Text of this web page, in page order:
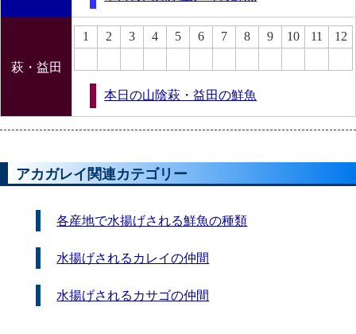
萩・益田
1 2 3 4 5 6 7 8 9 10 11 12
本日の山陰萩・益田の鮮魚
アカガレイ関連カテゴリー
各産地で水揚げされる鮮魚の種類
水揚げされるカレイの仲間
水揚げされるカサゴの仲間